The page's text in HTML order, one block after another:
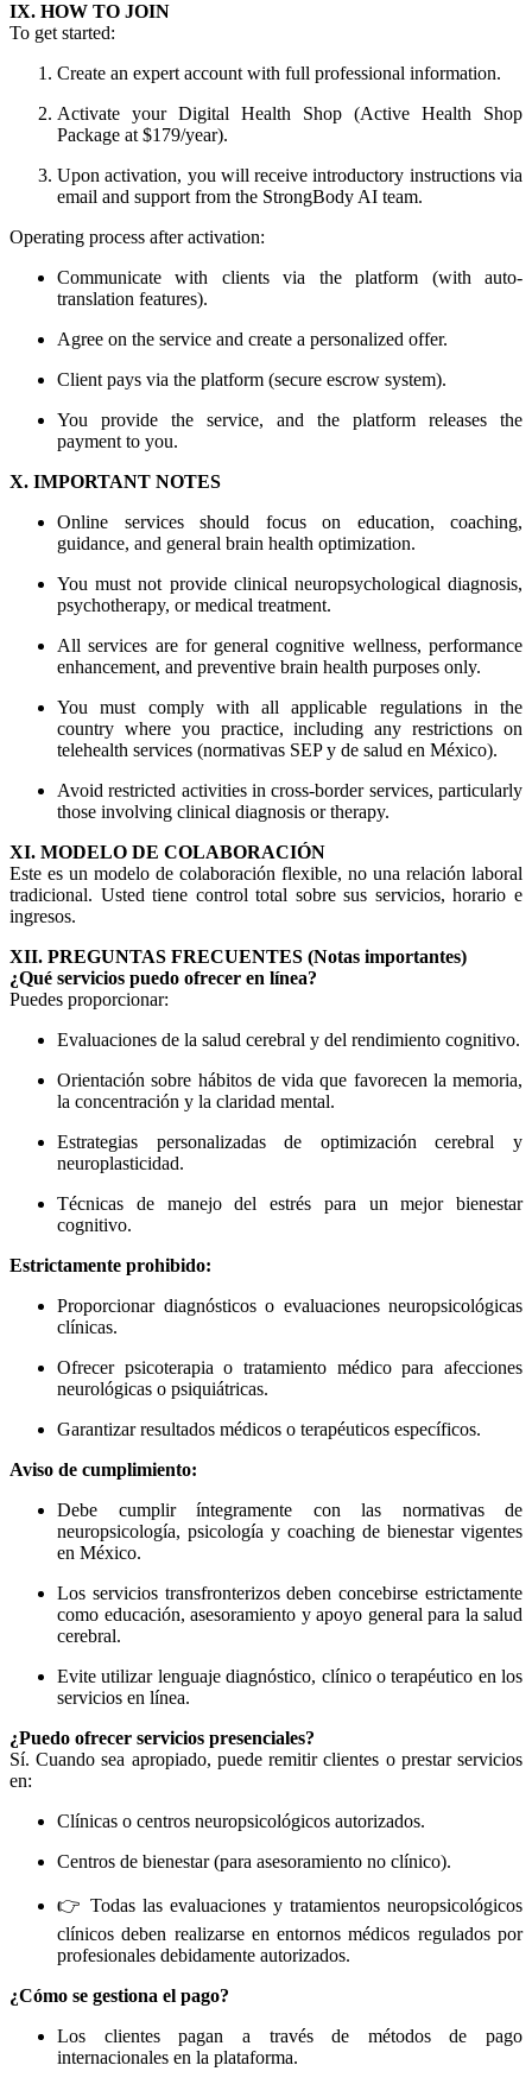
IX. HOW TO JOIN
To get started:
Create an expert account with full professional information.
Activate your Digital Health Shop (Active Health Shop
Package at $179/year).
Upon activation, you will receive introductory instructions via
email and support from the StrongBody AI team.
Operating process after activation:
Communicate with clients via the platform (with auto-
translation features).
Agree on the service and create a personalized offer.
Client pays via the platform (secure escrow system).
You provide the service, and the platform releases the
payment to you.
X. IMPORTANT NOTES
Online services should focus on education, coaching,
guidance, and general brain health optimization.
You must not provide clinical neuropsychological diagnosis,
psychotherapy, or medical treatment.
All services are for general cognitive wellness, performance
enhancement, and preventive brain health purposes only.
You must comply with all applicable regulations in the
country where you practice, including any restrictions on
telehealth services (normativas SEP y de salud en México).
Avoid restricted activities in cross-border services, particularly
those involving clinical diagnosis or therapy.
XI. MODELO DE COLABORACIÓN
Este es un modelo de colaboración flexible, no una relación laboral
tradicional. Usted tiene control total sobre sus servicios, horario e
ingresos.
XII. PREGUNTAS FRECUENTES (Notas importantes)
¿Qué servicios puedo ofrecer en línea?
Puedes proporcionar:
Evaluaciones de la salud cerebral y del rendimiento cognitivo.
Orientación sobre hábitos de vida que favorecen la memoria,
la concentración y la claridad mental.
Estrategias personalizadas de optimización cerebral y
neuroplasticidad.
Técnicas de manejo del estrés para un mejor bienestar
cognitivo.
Estrictamente prohibido:
Proporcionar diagnósticos o evaluaciones neuropsicológicas
clínicas.
Ofrecer psicoterapia o tratamiento médico para afecciones
neurológicas o psiquiátricas.
Garantizar resultados médicos o terapéuticos específicos.
Aviso de cumplimiento:
Debe cumplir íntegramente con las normativas de
neuropsicología, psicología y coaching de bienestar vigentes
en México.
Los servicios transfronterizos deben concebirse estrictamente
como educación, asesoramiento y apoyo general para la salud
cerebral.
Evite utilizar lenguaje diagnóstico, clínico o terapéutico en los
servicios en línea.
¿Puedo ofrecer servicios presenciales?
Sí. Cuando sea apropiado, puede remitir clientes o prestar servicios
en:
Clínicas o centros neuropsicológicos autorizados.
Centros de bienestar (para asesoramiento no clínico).
👉 Todas las evaluaciones y tratamientos neuropsicológicos
clínicos deben realizarse en entornos médicos regulados por
profesionales debidamente autorizados.
¿Cómo se gestiona el pago?
Los clientes pagan a través de métodos de pago
internacionales en la plataforma.